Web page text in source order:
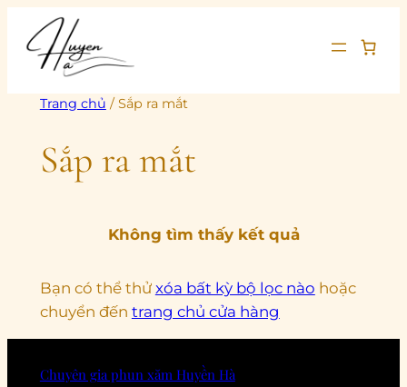
Chuyển
đến
phần
dung
Trang chủ / Sắp ra mắt
Sắp ra mắt
Không tìm thấy kết quả
Bạn có thể thử xóa bất kỳ bộ lọc nào hoặc
chuyển đến trang chủ cửa hàng
Chuyên gia phun xăm Huyền Hà